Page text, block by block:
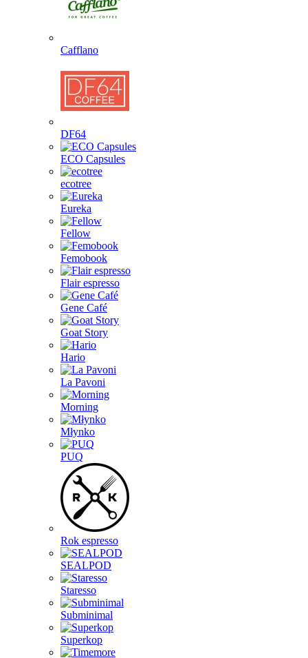
Cafflano
DF64
ECO Capsules
ecotree
Eureka
Fellow
Femobook
Flair espresso
Gene Café
Goat Story
Hario
La Pavoni
Morning
Młynko
PUQ
Rok espresso
SEALPOD
Staresso
Subminimal
Superkop